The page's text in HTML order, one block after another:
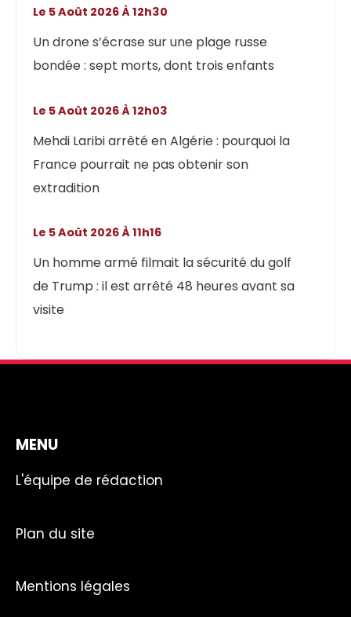
Un drone s’écrase sur une plage russe
bondée : sept morts, dont trois enfants
Le 5 Août 2026 À 12h30
Mehdi Laribi arrêté en Algérie : pourquoi la
France pourrait ne pas obtenir son
extradition
Le 5 Août 2026 À 12h03
Un homme armé filmait la sécurité du golf
de Trump : il est arrêté 48 heures avant sa
visite
Le 5 Août 2026 À 11h16
MENU
L'équipe de rédaction
Plan du site
Mentions légales